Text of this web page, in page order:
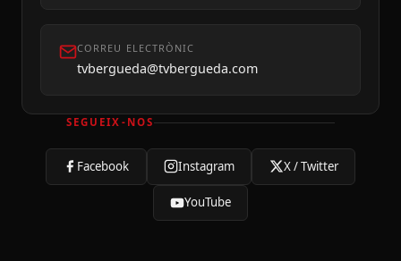
CORREU ELECTRÒNIC
tvbergueda@tvbergueda.com
SEGUEIX-NOS
Facebook Instagram X / Twitter
YouTube